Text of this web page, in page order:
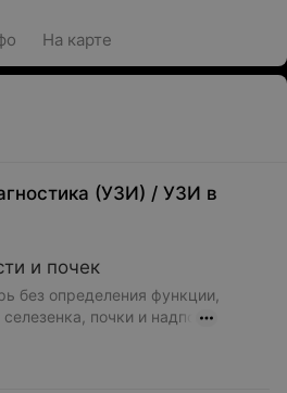
На карте
(УЗИ) / УЗИ в
и почек
без определения функции,
почки и надпо